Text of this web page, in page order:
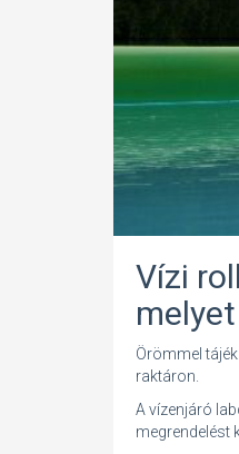
Vízi
Örömmel
raktáron.
A vízenjáró
megrendelést